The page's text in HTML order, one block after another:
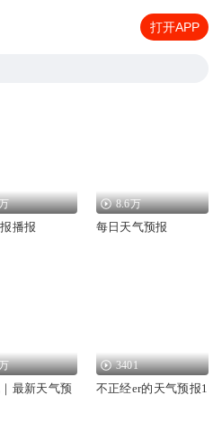
打开APP
播报
8.6万
每日天气预报
最新天气预
3401
不正经er的天气预报1